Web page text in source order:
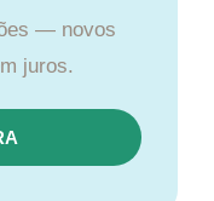
— novos
juros.